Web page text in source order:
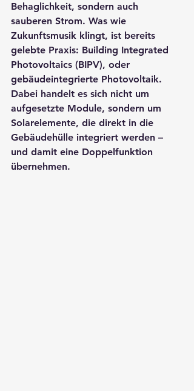
Behaglichkeit, sondern auch
sauberen Strom. Was wie
Zukunftsmusik klingt, ist bereits
gelebte Praxis: Building Integrated
Photovoltaics (BIPV), oder
gebäudeintegrierte Photovoltaik.
Dabei handelt es sich nicht um
aufgesetzte Module, sondern um
Solarelemente, die direkt in die
Gebäudehülle integriert werden –
und damit eine Doppelfunktion
übernehmen.